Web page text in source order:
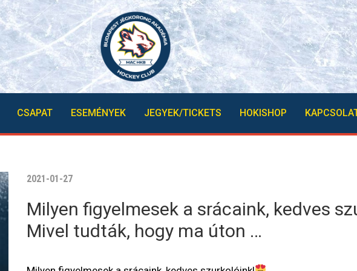
CSAPAT ESEMÉNYEK JEGYEK/TICKETS HOKISHOP
2021-01-27
Milyen figyelmesek a srácaink, kedves
Mivel tudták, hogy ma úton …